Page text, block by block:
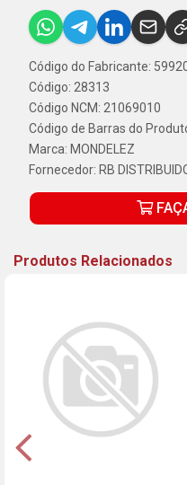
Código do Fabricante:
Código: 28313
Código NCM: 21069010
Código de Barras do
Marca: MONDELEZ
Fornecedor: RB
Produtos Relacionados